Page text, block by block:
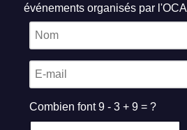
événements organisés par l'OCA
Combien font 9 - 3 + 9 = ?